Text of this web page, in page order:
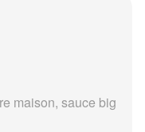
maison, sauce big